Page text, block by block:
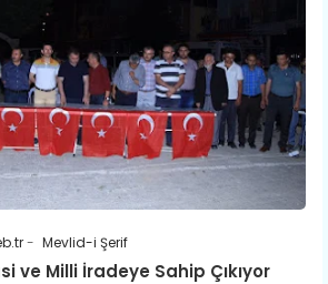
Mevlid-i Şerif
ve Milli İradeye Sahip Çıkıyor